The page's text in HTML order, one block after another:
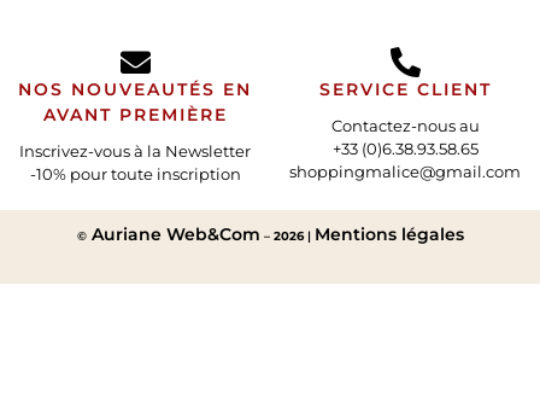
NOS NOUVEAUTÉS EN
AVANT PREMIÈRE
Inscrivez-vous à la Newsletter
-10% pour toute inscription
SERVICE CLIENT
Contactez-nous au
+33 (0)6.38.93.58.65
shoppingmalice@gmail.com
©Auriane Web&Com – 2026| Mentions légales